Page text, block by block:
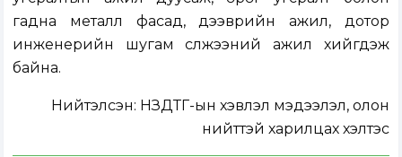
гадна металл фасад, дээврийн ажил, дотор
инженерийн шугам сүлжээний ажил хийгдэж
байна.
Нийтэлсэн: НЗДТГ-ын хэвлэл мэдээлэл, олон
нийттэй харилцах хэлтэс